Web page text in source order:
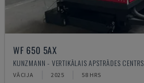
WF 650 5AX
KUNZMANN - VERTIKĀLAIS APSTRĀDES CENTRS
VĀCIJA 2025 58 HRS